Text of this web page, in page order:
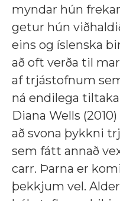
myndar hún
getur hún
eins og íslenska
að oft verða til
af trjástofnum
ná endilega
Diana Wells
að svona þykkni
sem fátt annað
carr. Þarna er
þekkjum vel.